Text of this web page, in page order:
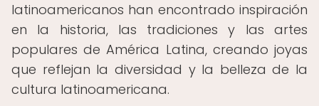
latinoamericanos han encontrado inspiración
en la historia, las tradiciones y las artes
populares de América Latina, creando joyas
que reflejan la diversidad y la belleza de la
cultura latinoamericana.